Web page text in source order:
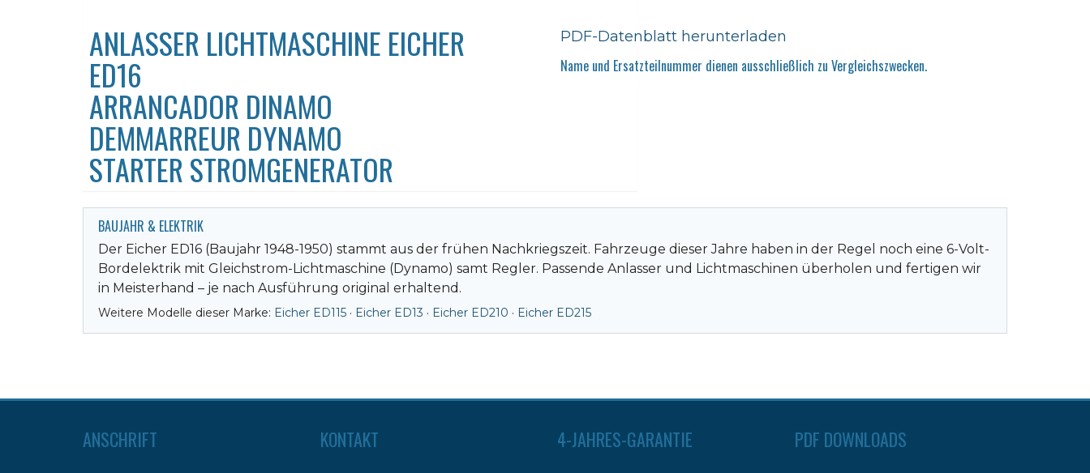
ANLASSER LICHTMASCHINE EICHER
ED16
ARRANCADOR DINAMO
DEMMARREUR DYNAMO
STARTER STROMGENERATOR
PDF-Datenblatt herunterladen
Name und Ersatzteilnummer dienen ausschließlich zu Vergleichszwecken.
BAUJAHR & ELEKTRIK
Der Eicher ED16 (Baujahr 1948-1950) stammt aus der frühen Nachkriegszeit. Fahrzeuge dieser Jahre haben in der Regel noch eine 6-Volt-
Bordelektrik mit Gleichstrom-Lichtmaschine (Dynamo) samt Regler. Passende Anlasser und Lichtmaschinen überholen und fertigen wir
in Meisterhand – je nach Ausführung original erhaltend.
Weitere Modelle dieser Marke: Eicher ED115 · Eicher ED13 · Eicher ED210 · Eicher ED215
ANSCHRIFT KONTAKT 4-JAHRES-GARANTIE PDF DOWNLOADS